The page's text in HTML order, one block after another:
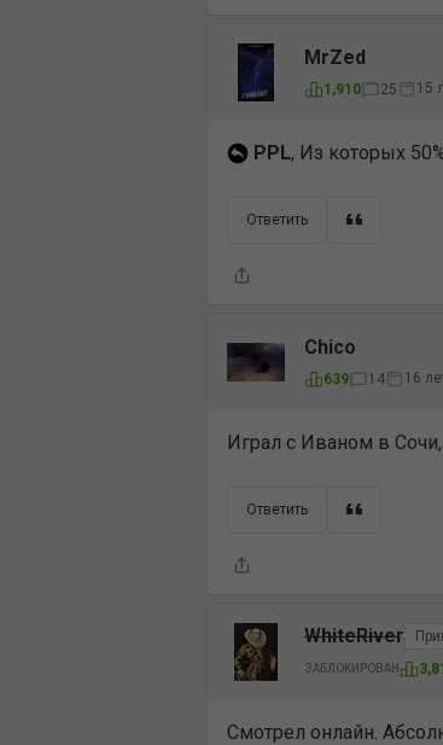
MrZed
1,910 25 15
PPL, Из которых
Ответить
Chico
639 14 16
Играл с Иваном в
Ответить
WhiteRiver
ЗАБЛОКИРОВАН
Смотрел онлайн.